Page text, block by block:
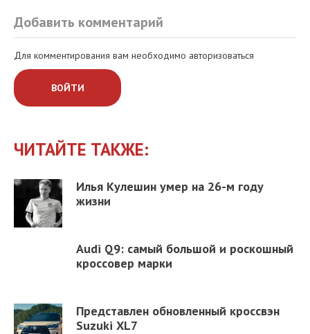
Добавить комментарий
Для комментирования вам необходимо авторизоваться
ВОЙТИ
ЧИТАЙТЕ ТАКЖЕ:
Илья Кулешин умер на 26-м году
жизни
Audi Q9: самый большой и роскошный
кроссовер марки
Представлен обновленный кроссвэн
Suzuki XL7